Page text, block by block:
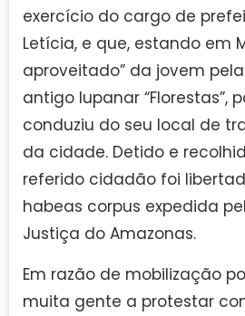
exercício do cargo de
Letícia, e que, estando em
aproveitado” da jovem
antigo lupanar “Florestas”,
conduziu do seu local de
da cidade. Detido e
referido cidadão foi
habeas corpus expedida
Justiça do Amazonas.
Em razão de mobilização
muita gente a protestar